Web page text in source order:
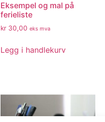
Eksempel og mal på
ferieliste
kr 30,00 eks mva
Legg i handlekurv